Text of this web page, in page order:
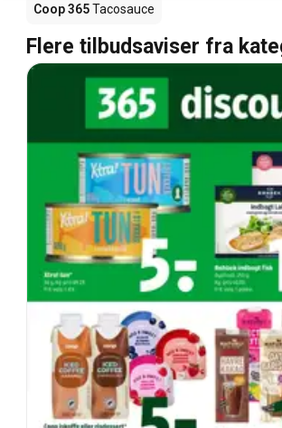
Coop 365Tacosauce
Flere tilbudsaviser fra